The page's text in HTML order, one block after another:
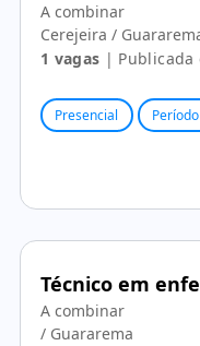
A combinar
Cerejeira /
1 vagas | Publicada
Presencial
Técnico em
A combinar
/ Guararema